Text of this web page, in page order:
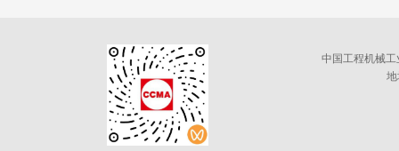
中国工程机械
地